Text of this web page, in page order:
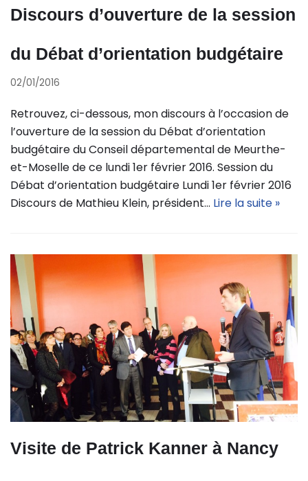
Discours d’ouverture de la session
du Débat d’orientation budgétaire
02/01/2016
Retrouvez, ci-dessous, mon discours à l’occasion de
l’ouverture de la session du Débat d’orientation
budgétaire du Conseil départemental de Meurthe-
et-Moselle de ce lundi 1er février 2016. Session du
Débat d’orientation budgétaire Lundi 1er février 2016
Discours de Mathieu Klein, président… Lire la suite »
Visite de Patrick Kanner à Nancy